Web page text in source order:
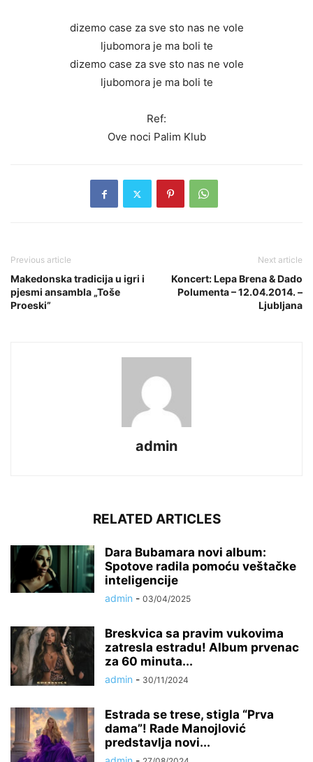
dizemo case za sve sto nas ne vole
ljubomora je ma boli te
dizemo case za sve sto nas ne vole
ljubomora je ma boli te
Ref:
Ove noci Palim Klub
Previous article
Makedonska tradicija u igri i
pjesmi ansambla „Toše
Proeski”
Next article
Koncert: Lepa Brena & Dado
Polumenta – 12.04.2014. –
Ljubljana
admin
RELATED ARTICLES
Dara Bubamara novi album:
Spotove radila pomoću veštačke
inteligencije
admin - 03/04/2025
Breskvica sa pravim vukovima
zatresla estradu! Album prvenac
za 60 minuta...
admin - 30/11/2024
Estrada se trese, stigla “Prva
dama”! Rade Manojlović
predstavlja novi...